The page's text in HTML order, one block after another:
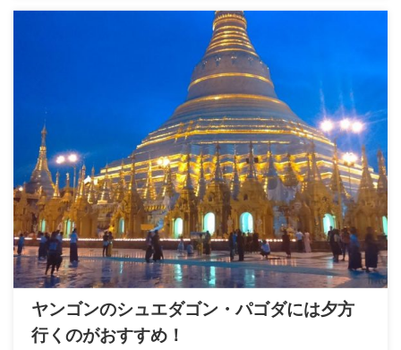
ヤンゴンのシュエダゴン・パゴダには夕方
行くのがおすすめ！